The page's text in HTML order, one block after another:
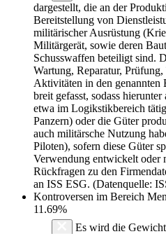
dargestellt, die an der
Bereitstellung von
militärischer Ausrüstung
Militärgerät, sowie deren
Schusswaffen beteiligt sind.
Wartung, Reparatur,
Aktivitäten in den genannten
breit gefasst, sodass
etwa im Logikstikbereich
Panzern) oder die Güter
auch militärsche Nutzung
Piloten), sofern diese Güter
Verwendung entwickelt oder
Rückfragen zu den
an ISS ESG. (Datenquelle:
Kontroversen im Bereich
11.69%
Es wird die